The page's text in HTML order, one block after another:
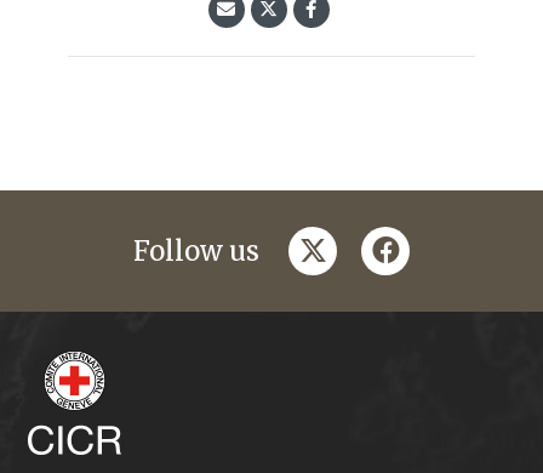
Follow us twitterfacebook